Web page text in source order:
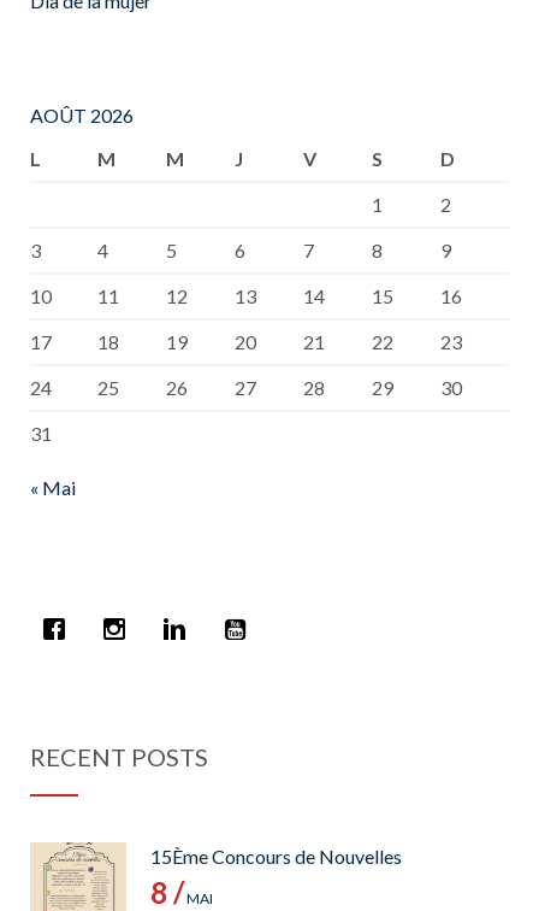
AOÛT 2026
L
M M J V S
D
1
2
3
4 5 6 7 8
9
10
11 12 13 14 15
16
17
18 19 20 21 22
23
24
25 26 27 28 29
30
31
« Mai
RECENT POSTS
15Ème Concours de Nouvelles
8 /MAI